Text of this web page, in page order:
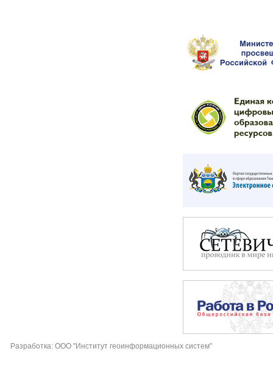
Разработка: ООО "Институт геоинформационных систем"